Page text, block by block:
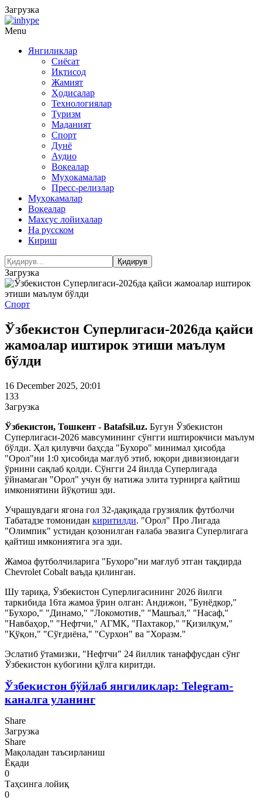
Загрузка
Menu
Янгиликлар
Сиёсат
Иқтисод
Жамият
Ҳодисалар
Технологиялар
Туризм
Маданият
Спорт
Дунё
Аудио
Воқеалар
Муҳокамалар
Пресс-релизлар
Муҳокамалар
Воқеалар
Махсус лойиҳалар
На русском
Кириш
Загрузка
Спорт
Ўзбекистон Суперлигаси-2026да қайси
жамоалар иштирок этиши маълум
бўлди
16 December 2025, 20:01
133
Загрузка
Ўзбекистон, Тошкент - Batafsil.uz. Бугун Ўзбекистон
Суперлигаси-2026 мавсумининг сўнгги иштирокчиси маълум
бўлди. Ҳал қилувчи баҳсда "Бухоро" минимал ҳисобда
"Орол"ни 1:0 ҳисобида мағлуб этиб, юқори дивизиондаги
ўрнини сақлаб қолди. Сўнгги 24 йилда Суперлигада
ўйнамаган "Орол" учун бу натижа элита турнирга қайтиш
имкониятини йўқотиш эди.
Учрашувдаги ягона гол 32-дақиқада грузиялик футболчи
Табатадзе томонидан киритилди. "Орол" Про Лигада
"Олимпик" устидан қозонилган ғалаба эвазига Суперлигага
қайтиш имкониятига эга эди.
Жамоа футболчиларига "Бухоро"ни мағлуб этган тақдирда
Chevrolet Cobalt ваъда қилинган.
Шу тариқа, Ўзбекистон Суперлигасининг 2026 йилги
таркибида 16та жамоа ўрин олган: Андижон, "Бунёдкор,"
"Бухоро," "Динамо," "Локомотив," "Машъал," "Насаф,"
"Навбаҳор," "Нефтчи," АГМК, "Пахтакор," "Қизилқум,"
"Қўқон," "Сўғдиёна," "Сурхон" ва "Хоразм."
Эслатиб ўтамизки, "Нефтчи" 24 йиллик танаффусдан сўнг
Ўзбекистон кубогини қўлга киритди.
Ўзбекистон бўйлаб янгиликлар: Telegram-
каналга уланинг
Share
Загрузка
Share
Мақоладан таъсирланиш
Ёқади
0
Таҳсинга лойиқ
0